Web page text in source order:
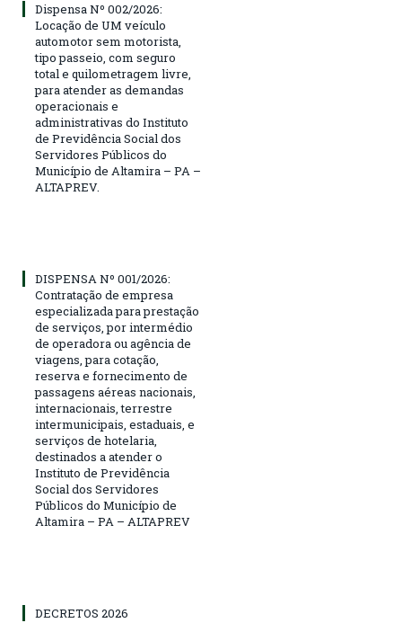
Dispensa Nº 002/2026:
Locação de UM veículo
automotor sem motorista,
tipo passeio, com seguro
total e quilometragem livre,
para atender as demandas
operacionais e
administrativas do Instituto
de Previdência Social dos
Servidores Públicos do
Município de Altamira – PA –
ALTAPREV.
DISPENSA Nº 001/2026:
Contratação de empresa
especializada para prestação
de serviços, por intermédio
de operadora ou agência de
viagens, para cotação,
reserva e fornecimento de
passagens aéreas nacionais,
internacionais, terrestre
intermunicipais, estaduais, e
serviços de hotelaria,
destinados a atender o
Instituto de Previdência
Social dos Servidores
Públicos do Município de
Altamira – PA – ALTAPREV
DECRETOS 2026